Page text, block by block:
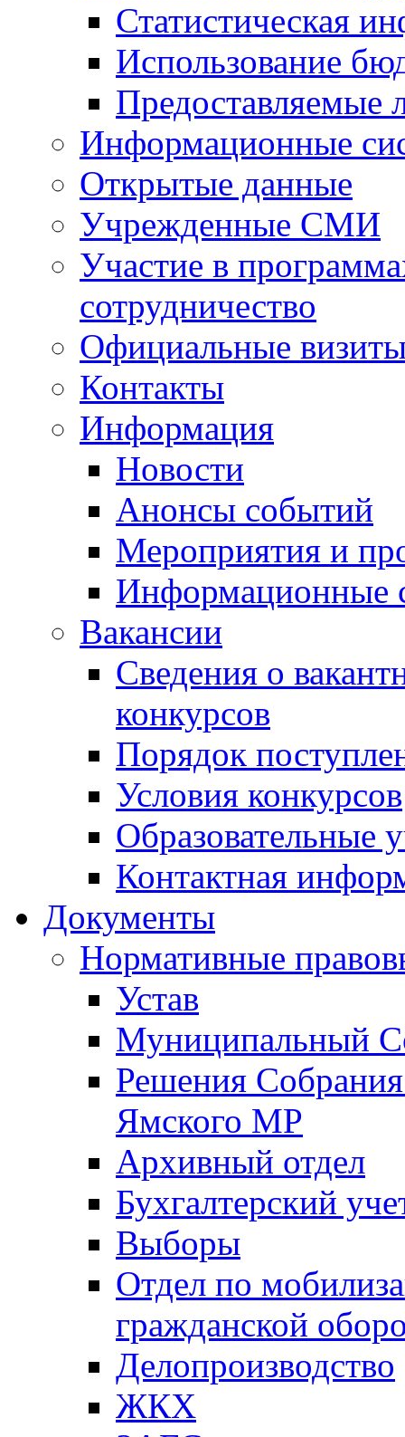
Статистическая
Использование
Предоставляемые
Информационные
Открытые данные
Учрежденные СМИ
Участие в
сотрудничество
Официальные
Контакты
Информация
Новости
Анонсы событий
Мероприятия и
Информационные
Вакансии
Сведения о
конкурсов
Порядок
Условия конкурсов
Образовательные
Контактная
Документы
Нормативные
Устав
Муниципальный
Решения
Ямского МР
Архивный отдел
Бухгалтерский
Выборы
Отдел по
гражданской
Делопроизводство
ЖКХ